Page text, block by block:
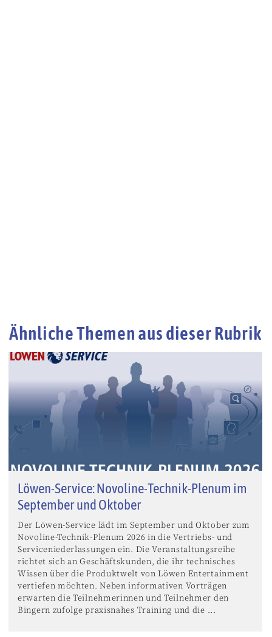
Ähnliche Themen aus dieser Rubrik
Löwen-Service: Novoline-Technik-Plenum im
September und Oktober
Der Löwen-Service lädt im September und Oktober zum
Novoline-Technik-Plenum 2026 in die Vertriebs- und
Serviceniederlassungen ein. Die Veranstaltungsreihe
richtet sich an Geschäftskunden, die ihr technisches
Wissen über die Produktwelt von Löwen Entertainment
vertiefen möchten. Neben informativen Vorträgen
erwarten die Teilnehmerinnen und Teilnehmer den
Bingern zufolge praxisnahes Training und die ...